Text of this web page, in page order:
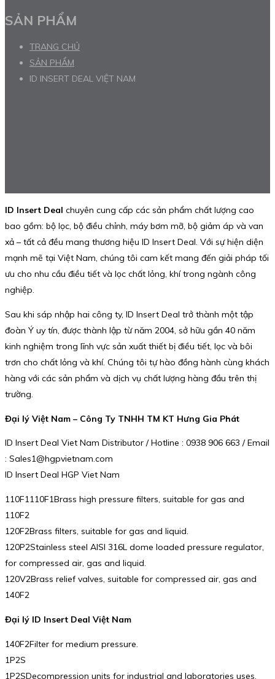
SẢN PHẨM
TRANG CHỦ
SẢN PHẨM
ID INSERT DEAL VIỆT NAM
ID Insert Deal chuyên cung cấp các sản phẩm chất lượng cao
bao gồm: bộ lọc, bộ điều chỉnh, máy bơm mỡ, bộ giảm áp và van
xả – tất cả đều mang thương hiệu ID Insert Deal. Với sự hiện diện
mạnh mẽ tại Việt Nam, chúng tôi cam kết mang đến giải pháp tối
ưu cho nhu cầu điều tiết và lọc chất lỏng, khí trong ngành công
nghiệp.
Sau khi sáp nhập hai công ty, ID Insert Deal trở thành một tập
đoàn Ý uy tín, được thành lập từ năm 2004, sở hữu gần 40 năm
kinh nghiệm trong lĩnh vực sản xuất thiết bị điều tiết, lọc và bôi
trơn cho chất lỏng và khí. Chúng tôi tự hào đồng hành cùng khách
hàng với các sản phẩm và dịch vụ chất lượng hàng đầu trên thị
trường.
Đại lý Việt Nam – Công Ty TNHH TM KT Hưng Gia Phát
ID Insert Deal Viet Nam Distributor / Hotline : 0938 906 663 / Email
: Sales1@hgpvietnam.com
ID Insert Deal HGP Viet Nam
110F1110F1Brass high pressure filters, suitable for gas and
110F2
120F2Brass filters, suitable for gas and liquid.
120P2Stainless steel AISI 316L dome loaded pressure regulator,
for compressed air, gas and liquid.
120V2Brass relief valves, suitable for compressed air, gas and
140F2
Đại lý ID Insert Deal Việt Nam
140F2Filter for medium pressure.
1P2S
1P2SDecompression units for industrial and laboratories uses.